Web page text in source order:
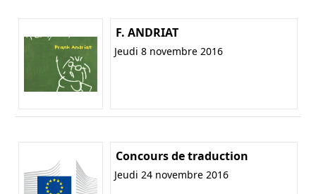
F. ANDRIAT
Jeudi 8 novembre 2016
Concours de traduction
Jeudi 24 novembre 2016